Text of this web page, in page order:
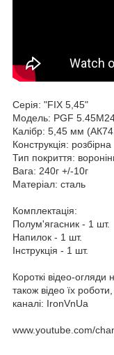
Серія: "FIX 5,45"
Модель: PGF
Калібр: 5,45 мм
Конструкція: розбірна
Тип покриття:
Вага: 240г +/-10г
Матеріал: сталь
Комплектація:
Полум'ягасник - 1 шт.
Напилок - 1 шт.
Інструкція - 1 шт.
Короткі відео-
також відео їх
каналі: IronVnUa
www.youtube.com/